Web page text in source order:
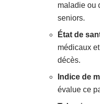
maladie ou
seniors.
État de
médicaux
décès.
Indice de
évalue ce